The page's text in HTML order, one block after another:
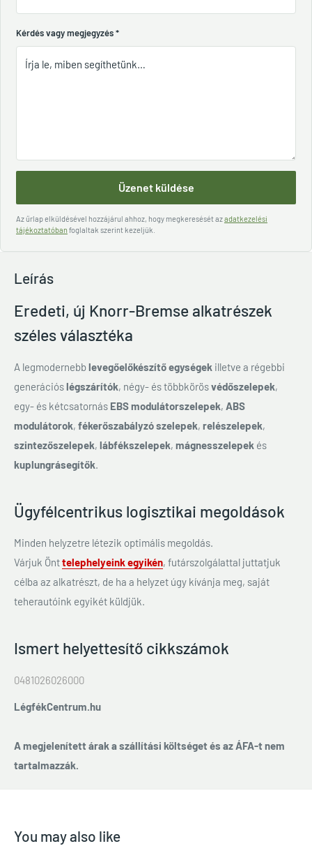
Kérdés vagy megjegyzés*
Üzenet küldése
Az űrlap elküldésével hozzájárul ahhoz, hogy megkeresését azadatkezelési
tájékoztatóban foglaltak szerint kezeljük.
Leírás
Eredeti, új Knorr-Bremse alkatrészek
széles választéka
A legmodernebblevegőelőkészítő egységek illetve a régebbi
generációslégszárítók, négy- és többkörösvédőszelepek,
egy- és kétcsatornás EBS modulátorszelepek, ABS
modulátorok, fékerőszabályzó szelepek, relészelepek,
szintezőszelepek, lábfékszelepek, mágnesszelepek és
kuplungrásegítők.
Ügyfélcentrikus logisztikai megoldások
Minden helyzetre létezik optimális megoldás.
Várjuk Önttelephelyeink egyikén, futárszolgálattal juttatjuk
célba az alkatrészt, de ha a helyzet úgy kívánja meg, saját
teherautóink egyikét küldjük.
Ismert helyettesítő cikkszámok
0481026026000
LégfékCentrum.hu
A megjelenített árak a szállítási költséget és az ÁFA-t nem
tartalmazzák.
You may also like